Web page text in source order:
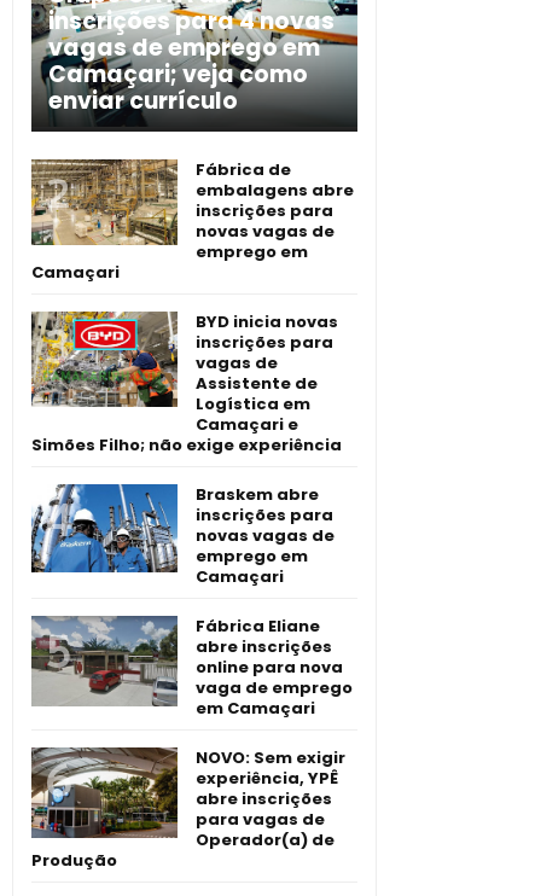
inscrições para 4 novas
vagas de emprego em
Camaçari; veja como
enviar currículo
Fábrica de
embalagens abre
inscrições para
novas vagas de
emprego em
Camaçari
BYD inicia novas
inscrições para
vagas de
Assistente de
Logística em
Camaçari e
Simões Filho; não exige experiência
Braskem abre
inscrições para
novas vagas de
emprego em
Camaçari
Fábrica Eliane
abre inscrições
online para nova
vaga de emprego
em Camaçari
NOVO: Sem exigir
experiência, YPÊ
abre inscrições
para vagas de
Operador(a) de
Produção